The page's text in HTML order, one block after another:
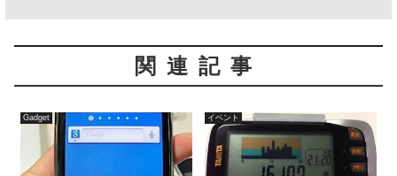
関連記事
Gadget イベント